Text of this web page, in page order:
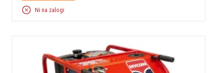
Ni na zalogi